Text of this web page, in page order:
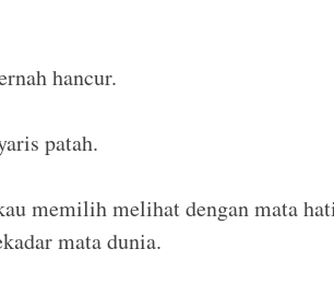
hancur.
patah.
memilih melihat dengan mata
mata dunia.